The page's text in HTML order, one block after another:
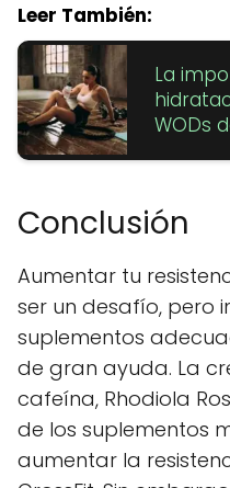
Leer También:
La
WODs
Conclusión
Aumentar tu
ser un desafío, pero
suplementos
de gran ayuda. La
cafeína, Rhodiola
de los suplementos
aumentar la